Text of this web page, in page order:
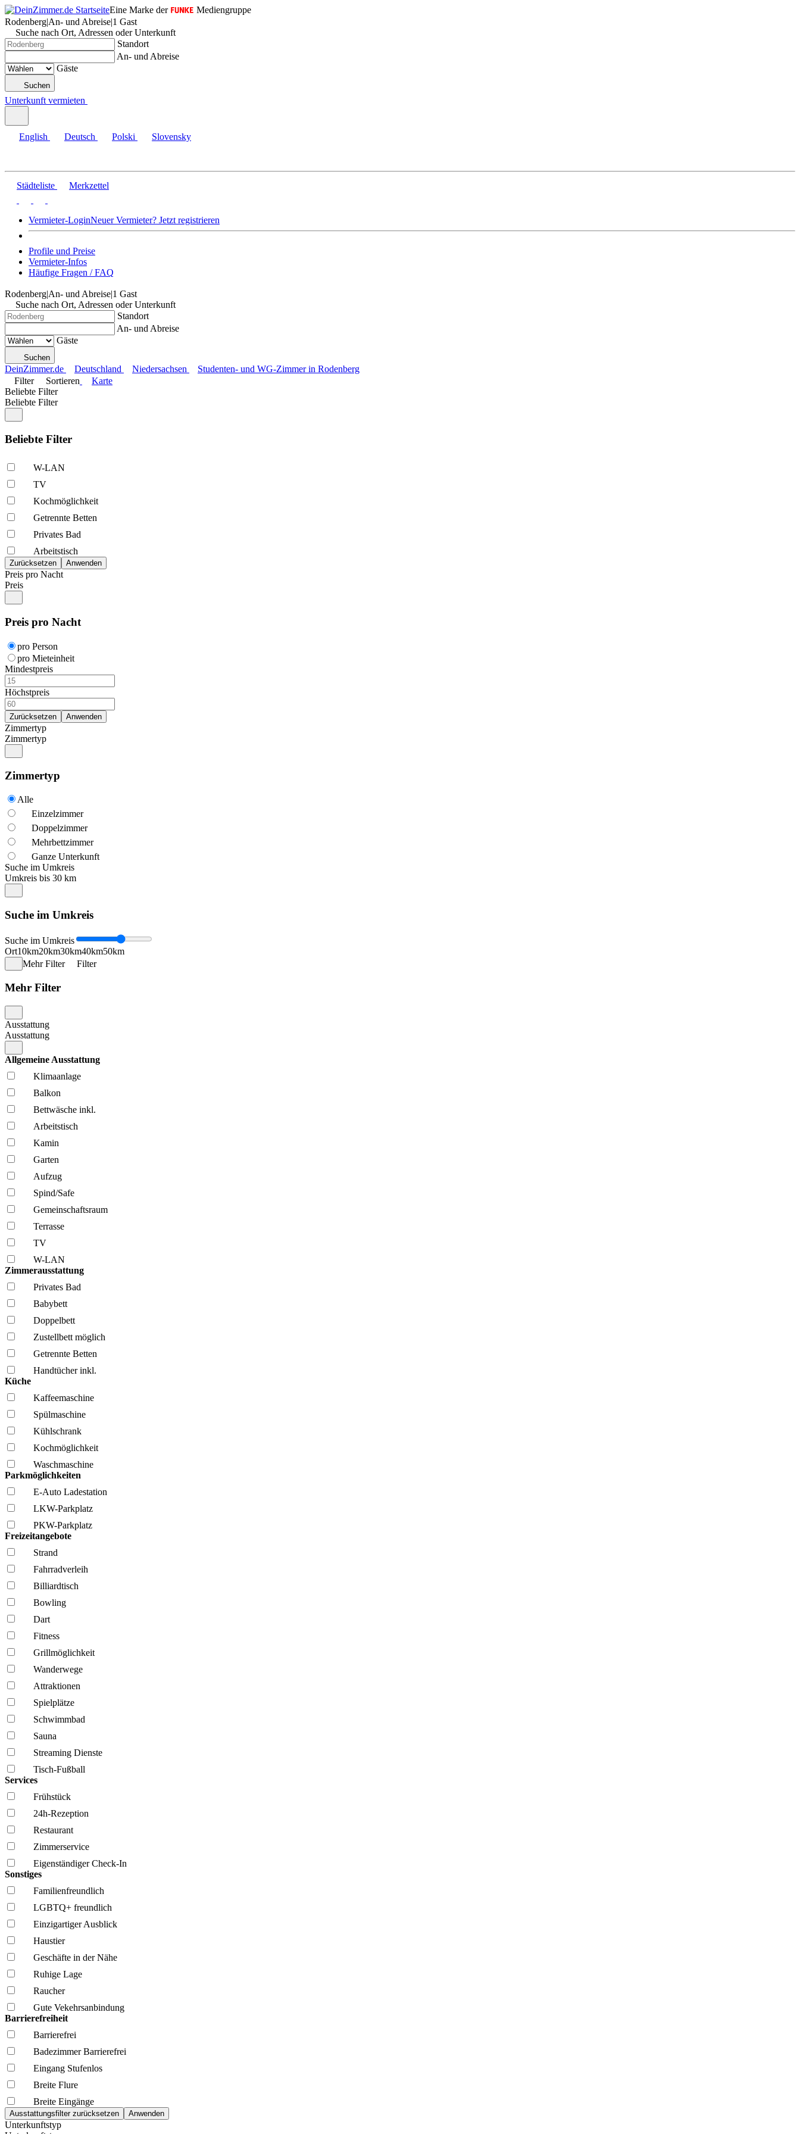
Eine Marke der
Mediengruppe
Rodenberg|An- und Abreise|1 Gast
Suche nach Ort, Adressen oder Unterkunft
Standort
An- und Abreise
Gäste
Suchen
Unterkunft vermieten
English Deutsch Polski Slovensky
Städteliste Merkzettel
Vermieter-LoginNeuer Vermieter? Jetzt registrieren
Profile und Preise
Vermieter-Infos
Häufige Fragen / FAQ
Rodenberg|An- und Abreise|1 Gast
Suche nach Ort, Adressen oder Unterkunft
Standort
An- und Abreise
Gäste
Suchen
DeinZimmer.de Deutschland Niedersachsen
Studenten- und WG-Zimmer in Rodenberg
Filter
Sortieren
Karte
Beliebte Filter
Beliebte Filter
Beliebte Filter
W-LAN
TV
Kochmöglich­keit
Getrennte Betten
Privates Bad
Arbeitstisch
Preis pro Nacht
Preis
Preis pro Nacht
pro Person
pro Mieteinheit
Mindestpreis
Höchstpreis
Zimmertyp
Zimmertyp
Zimmertyp
Alle
Einzelzimmer
Doppelzimmer
Mehrbettzimmer
Ganze Unterkunft
Suche im Umkreis
Umkreis bis 30 km
Suche im Umkreis
Suche im Umkreis
Ort10km20km30km40km50km
Mehr Filter
Filter
Mehr Filter
Ausstattung
Ausstattung
Allgemeine Ausstattung
Klima­anlage
Balkon
Bettwäsche inkl.
Arbeitstisch
Kamin
Garten
Aufzug
Spind/Safe
Gemeinschafts­raum
Terrasse
TV
W-LAN
Zimmerausstattung
Privates Bad
Babybett
Doppelbett
Zustellbett möglich
Getrennte Betten
Handtücher inkl.
Küche
Kaffee­maschine
Spül­maschine
Kühl­schrank
Kochmöglich­keit
Wasch­maschine
Parkmöglichkeiten
E-Auto Ladestation
LKW-Parkplatz
PKW-Parkplatz
Freizeitangebote
Strand
Fahrrad­verleih
Billiardtisch
Bowling
Dart
Fitness
Grillmöglich­keit
Wanderwege
Attraktionen
Spielplätze
Schwimmbad
Sauna
Streaming Dienste
Tisch-Fußball
Services
Frühstück
24h-Rezeption
Restaurant
Zimmerservice
Eigenständiger Check-In
Sonstiges
Familien­freundlich
LGBTQ+ freundlich
Einzigartiger Ausblick
Haustier
Geschäfte in der Nähe
Ruhige Lage
Raucher
Gute Vekehrsanbindung
Barrierefreiheit
Barrierefrei
Badezimmer Barrierefrei
Eingang Stufenlos
Breite Flure
Breite Eingänge
Unterkunftstyp